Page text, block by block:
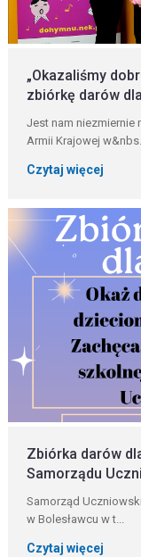
„Okazaliśmy
zbiórkę darów
Jest nam niezmiernie
Armii Krajowej
Czytaj więcej
Zbiórka darów
Samorządu
Samorząd
w Bolesławcu w t...
Czytaj więcej